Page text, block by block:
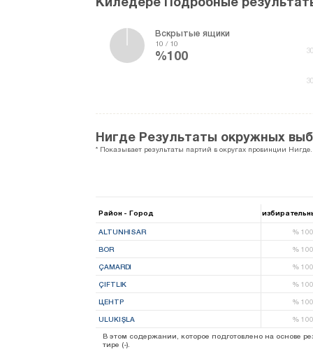
Вскрытые ящики
10 / 10
%100
Нигде Результаты окружных
* Показывает результаты партий в округах провинции Нигде.
Район - Город
ALTUNHISAR %100
BOR %100
ÇAMARDI %100
ÇIFTLIK %100
ЦЕНТР %100
ULUKIŞLA %100
В этом содержании, которое подготовлено на основе
тире (-).